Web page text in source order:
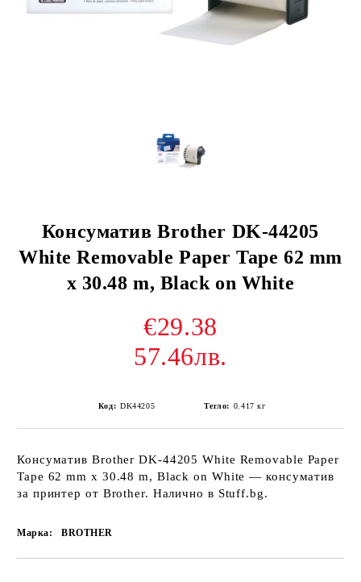
Консуматив Brother DK-44205
White Removable Paper Tape 62 mm
x 30.48 m, Black on White
€29.38
57.46лв.
Код: DK44205 Тегло: 0.417 кг
Консуматив Brother DK-44205 White Removable Paper
Tape 62 mm x 30.48 m, Black on White — консуматив
за принтер от Brother. Налично в Stuff.bg.
Марка: BROTHER